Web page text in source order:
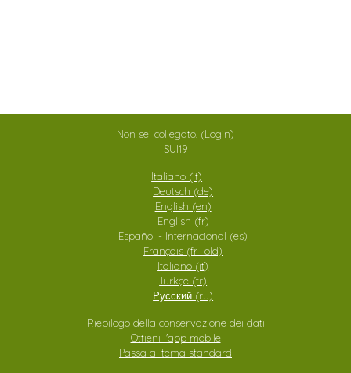
Non sei collegato. (Login)
SUI19
Italiano ‎(it)‎
Deutsch ‎(de)‎
English ‎(en)‎
English ‎(fr)‎
Español - Internacional ‎(es)‎
Français ‎(fr_old)‎
Italiano ‎(it)‎
Türkçe ‎(tr)‎
Русский ‎(ru)‎
Riepilogo della conservazione dei dati
Ottieni l'app mobile
Passa al tema standard